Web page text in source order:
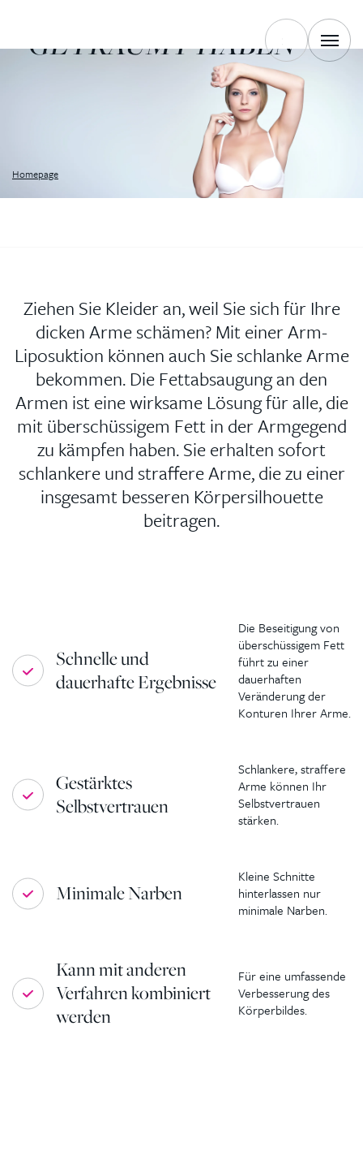
Homepage
GETRÄUMT HABEN
Ziehen Sie Kleider an, weil Sie sich für Ihre
dicken Arme schämen? Mit einer Arm-
Liposuktion können auch Sie schlanke Arme
bekommen. Die Fettabsaugung an den
Armen ist eine wirksame Lösung für alle, die
mit überschüssigem Fett in der Armgegend
zu kämpfen haben. Sie erhalten sofort
schlankere und straffere Arme, die zu einer
insgesamt besseren Körpersilhouette
beitragen.
Schnelle und
dauerhafte Ergebnisse
Die Beseitigung von
überschüssigem Fett
führt zu einer
dauerhaften
Veränderung der
Konturen Ihrer Arme.
Gestärktes
Selbstvertrauen
Schlankere, straffere
Arme können Ihr
Selbstvertrauen
stärken.
Minimale Narben
Kleine Schnitte
hinterlassen nur
minimale Narben.
Kann mit anderen
Verfahren kombiniert
werden
Für eine umfassende
Verbesserung des
Körperbildes.